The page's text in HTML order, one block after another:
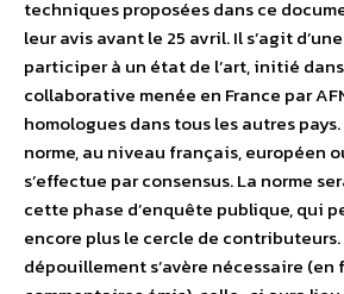
techniques proposées dans ce
leur avis avant le 25 avril. Il s’agit
participer à un état de l’art, initié
collaborative menée en France par
homologues dans tous les autres
norme, au niveau français, européen
s’effectue par consensus. La norme
cette phase d’enquête publique, qui
encore plus le cercle de
dépouillement s’avère nécessaire